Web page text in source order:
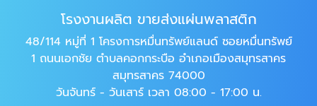
โรงงานผลิต ขายส่งแผ่นพลาสติก
48/114 หมู่ที่ 1 โครงการหมื่นทรัพย์แลนด์ ซอยหมื่นทรัพย์
1 ถนนเอกชัย ตำบลคอกกระบือ อำเภอเมืองสมุทรสาคร
สมุทรสาคร 74000
วันจันทร์ - วันเสาร์ เวลา 08:00 - 17:00 น.